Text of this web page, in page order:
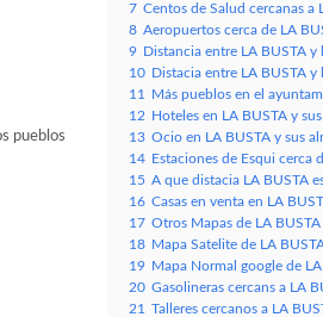
pueblos
7 Centos de Salud cercanas a
8 Aeropuertos cerca de LA
9
Distancia entre LA BUSTA
10
Distacia entre LA BUSTA
11
Más pueblos en el
12
Hoteles en LA BUSTA y
13 Ocio en LA BUSTA y sus
14
Estaciones de Esqui cerca
15 A que distacia LA BUSTA
16 Casas en venta en LA
17 Otros Mapas de LA
18
Mapa Satelite de LA
19
Mapa Normal google de
20 Gasolineras cercans a LA
21
Talleres cercanos a LA